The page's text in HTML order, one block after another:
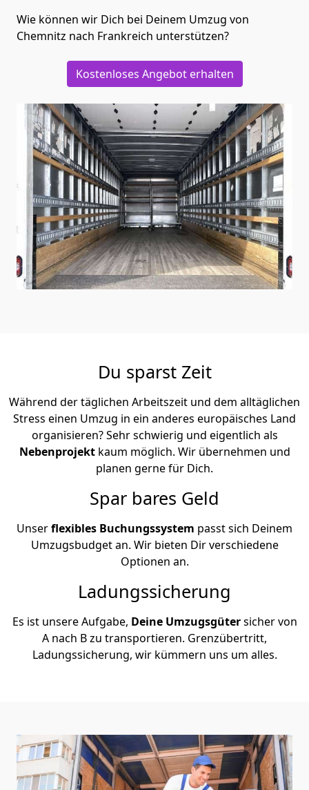
Wie können wir Dich bei Deinem Umzug von
Chemnitz nach Frankreich unterstützen?
Kostenloses Angebot erhalten
Du sparst Zeit
Während der täglichen Arbeitszeit und dem alltäglichen
Stress einen Umzug in ein anderes europäisches Land
organisieren? Sehr schwierig und eigentlich als
Nebenprojekt kaum möglich. Wir übernehmen und
planen gerne für Dich.
Spar bares Geld
Unserflexibles Buchungssystem passt sich Deinem
Umzugsbudget an. Wir bieten Dir verschiedene
Optionen an.
Ladungssicherung
Es ist unsere Aufgabe, Deine Umzugsgütersicher von
A nach B zu transportieren. Grenzübertritt,
Ladungssicherung, wir kümmern uns um alles.